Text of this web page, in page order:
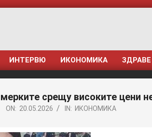
ИНТЕРВЮ ИКОНОМИКА ЗДРАВЕ
срещу високите цени
ON: 20.05.2026 IN: ИКОНОМИКА